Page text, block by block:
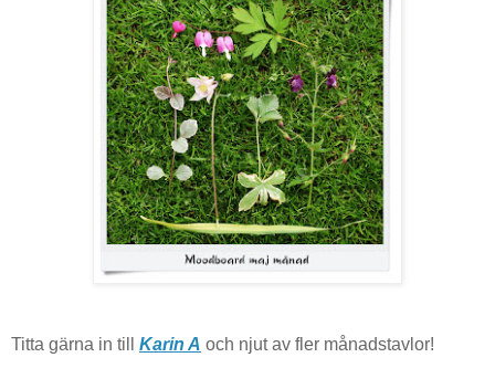
Titta gärna in till Karin A och njut av fler månadstavlor!